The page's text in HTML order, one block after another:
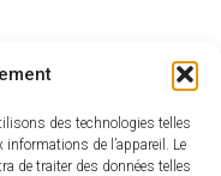
des technologies telles
de l’appareil. Le
de traiter des données telles